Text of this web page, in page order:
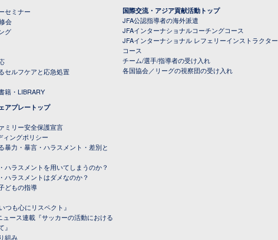
セミナー
会
グ
セルフケアと応急処置
籍・LIBRARY
アプレートップ
ミリー安全保護宣言
ィングポリシー
暴力・暴言・ハラスメント・差別と
ハラスメントを用いてしまうのか？
ハラスメントはダメなのか？
どもの指導
つも心にリスペクト』
ュース連載『サッカーの活動における
』
組み
国際交流・アジア貢献活動トップ
JFA公認指導者の海外派遣
JFAインターナショナルコーチングコース
JFAインターナショナル レフェリーインストラクター
コース
チーム/選手/指導者の受け入れ
各国協会／リーグの視察団の受け入れ